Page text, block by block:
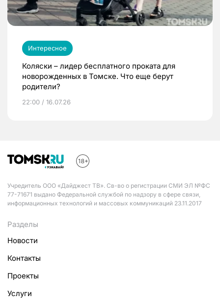
Интересное
Коляски – лидер бесплатного проката для
новорожденных в Томске. Что еще берут
родители?
22:00 / 16.07.26
Учредитель ООО «Дайджест ТВ». Св-во о регистрации СМИ ЭЛ №ФС
77-71671 выдано Федеральной службой по надзору в сфере связи,
информационных технологий и массовых коммуникаций 23.11.2017
Разделы
Новости
Контакты
Проекты
Услуги